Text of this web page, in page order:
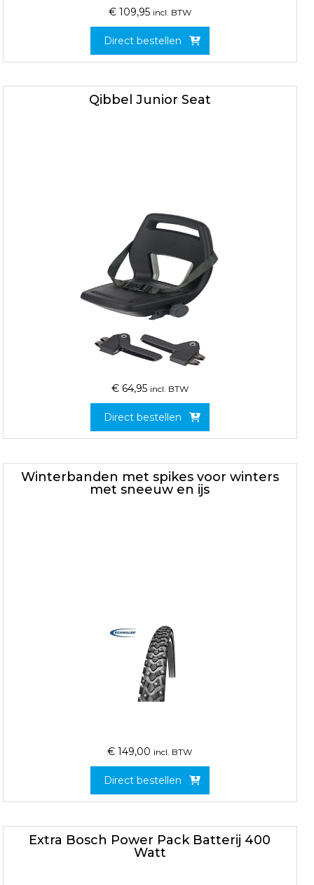
€ 109,95 incl. BTW
Direct bestellen
Qibbel Junior Seat
€ 64,95 incl. BTW
Direct bestellen
Winterbanden met spikes voor winters
met sneeuw en ijs
€ 149,00 incl. BTW
Direct bestellen
Extra Bosch Power Pack Batterij 400
Watt